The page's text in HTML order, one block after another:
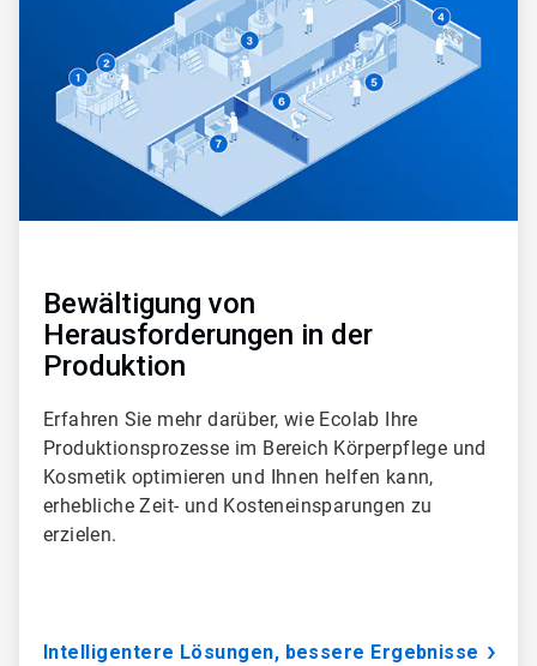
Bewältigung von
Herausforderungen in der
Produktion
Erfahren Sie mehr darüber, wie Ecolab Ihre
Produktionsprozesse im Bereich Körperpflege und
Kosmetik optimieren und Ihnen helfen kann,
erhebliche Zeit- und Kosteneinsparungen zu
erzielen.
Intelligentere Lösungen, bessere Ergebnisse